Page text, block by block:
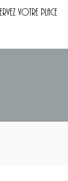
Votre Place
Votre Place